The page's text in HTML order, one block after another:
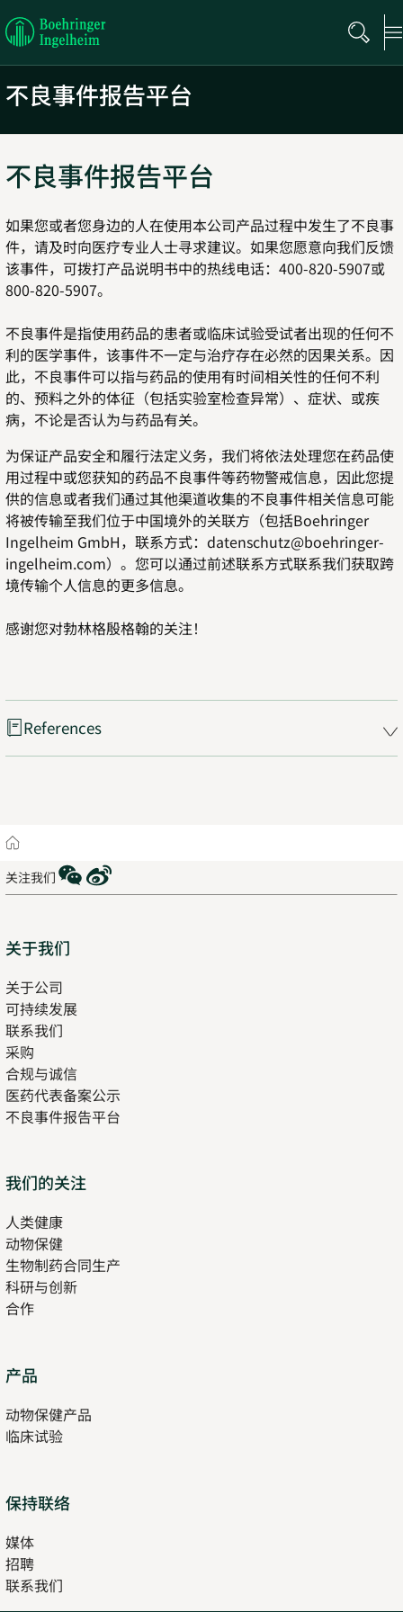
Boehringer
Ingelheim
不良事件报告平台
不良事件报告平台
如果您或者您身边的人在使用本公司产品过程中发生了不良事
件，请及时向医疗专业人士寻求建议。如果您愿意向我们反馈
该事件，可拨打产品说明书中的热线电话：400-820-5907或
800-820-5907。
不良事件是指使用药品的患者或临床试验受试者出现的任何不
利的医学事件，该事件不一定与治疗存在必然的因果关系。因
此，不良事件可以指与药品的使用有时间相关性的任何不利
的、预料之外的体征（包括实验室检查异常）、症状、或疾
病，不论是否认为与药品有关。
为保证产品安全和履行法定义务，我们将依法处理您在药品使
用过程中或您获知的药品不良事件等药物警戒信息，因此您提
供的信息或者我们通过其他渠道收集的不良事件相关信息可能
将被传输至我们位于中国境外的关联方（包括Boehringer
Ingelheim GmbH，联系方式：datenschutz@boehringer-
ingelheim.com）。您可以通过前述联系方式联系我们获取跨
境传输个人信息的更多信息。
感谢您对勃林格殷格翰的关注！
References
Home
关注我们
WeChat
Weibo
Sitemap
关于我们
关于公司
可持续发展
联系我们
采购
合规与诚信
医药代表备案公示
不良事件报告平台
我们的关注
人类健康
new
tab
动物保健
生物制药合同生产
科研与创新
合作
产品
new
tab
动物保健产品
临床试验
保持联络
媒体
招聘
in
new
联系我们
in